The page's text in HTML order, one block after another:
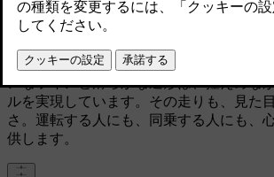
家族とのドライブにも、趣味の道具を積
にも。V60は、日常と非日常のどちらに
インにより、室内には広々とした空間が
ンなラインと滑らかな造形は、控えめな
ルを実現しています。その走りも、見た
さ。運転する人にも、同乗する人にも、
供します。